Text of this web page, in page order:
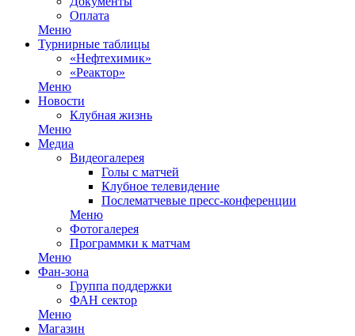
Оплата
Меню
Турнирные таблицы
«Нефтехимик»
«Реактор»
Меню
Новости
Клубная жизнь
Меню
Медиа
Видеогалерея
Голы с матчей
Клубное телевидение
Послематчевые пресс-конференции
Меню
Фотогалерея
Программки к матчам
Меню
Фан-зона
Группа поддержки
ФАН сектор
Меню
Магазин